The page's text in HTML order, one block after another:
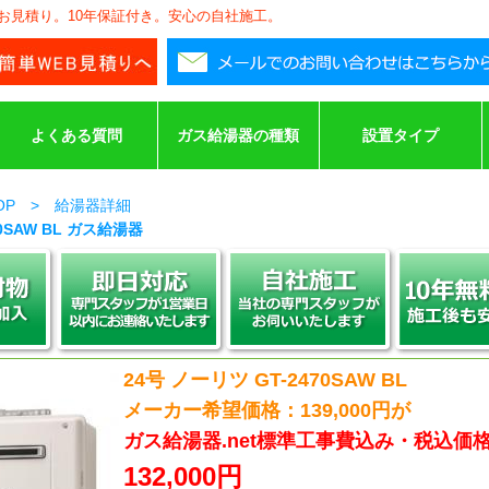
積り。10年保証付き。安心の自社施工。
よくある質問 ガス給湯器の種類 設置タイプ
> 給湯器詳細
BL ガス給湯器
24号 ノーリツ GT-2470SAW BL
メーカー希望価格：139,000円が
ガス給湯器.net標準工事費込み・税込価
132,000円